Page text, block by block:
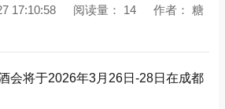
17:10:58 阅读量： 14 作者： 糖
会将于2026年3月26日-28日在成都